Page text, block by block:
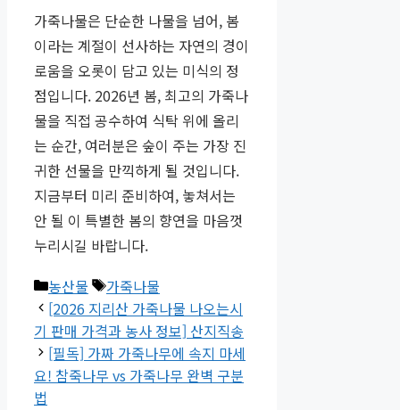
가죽나물은 단순한 나물을 넘어, 봄
이라는 계절이 선사하는 자연의 경이
로움을 오롯이 담고 있는 미식의 정
점입니다. 2026년 봄, 최고의 가죽나
물을 직접 공수하여 식탁 위에 올리
는 순간, 여러분은 숲이 주는 가장 진
귀한 선물을 만끽하게 될 것입니다.
지금부터 미리 준비하여, 놓쳐서는
안 될 이 특별한 봄의 향연을 마음껏
누리시길 바랍니다.
카
테
고
리
농산물
태
그
가죽나물
[2026 지리산 가죽나물 나오는시
기 판매 가격과 농사 정보] 산지직송
[필독] 가짜 가죽나무에 속지 마세
요! 참죽나무 vs 가죽나무 완벽 구분
법